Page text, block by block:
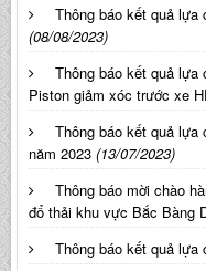
Thông báo kết quả
(08/08/2023)
Thông báo kết quả lựa
Piston giảm xóc trước xe
Thông báo kết quả lựa
năm 2023 (13/07/2023)
Thông báo mời chào
đổ thải khu vực Bắc Bàng
Thông báo kết quả